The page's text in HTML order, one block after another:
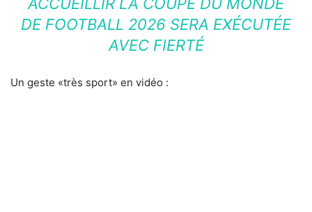
DE FOOTBALL 2026 SERA EXÉCUTÉE
AVEC FIERTÉ
Un geste «très sport» en vidéo :